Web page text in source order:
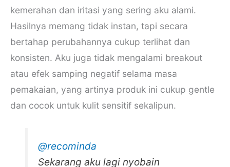
kemerahan dan iritasi yang sering aku alami.
Hasilnya memang tidak instan, tapi secara
bertahap perubahannya cukup terlihat dan
konsisten. Aku juga tidak mengalami breakout
atau efek samping negatif selama masa
pemakaian, yang artinya produk ini cukup gentle
dan cocok untuk kulit sensitif sekalipun.
@recominda
Sekarang aku lagi nyobain